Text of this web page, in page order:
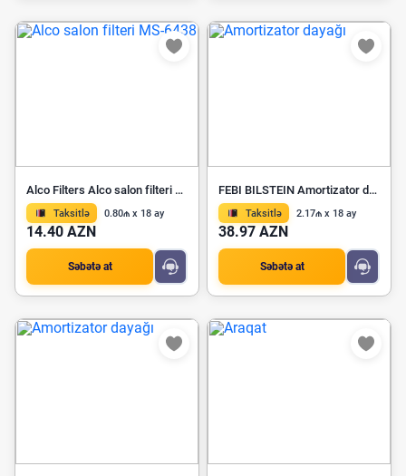
Alco Filters Alco salon filteri MS-6438
Taksitlə 0.80₼ x 18 ay
14.40 AZN
Səbətə at
FEBI BILSTEIN Amortizator dayağı 22500
Taksitlə 2.17₼ x 18 ay
38.97 AZN
Səbətə at